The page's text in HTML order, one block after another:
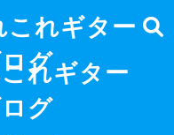
れギター
ログ